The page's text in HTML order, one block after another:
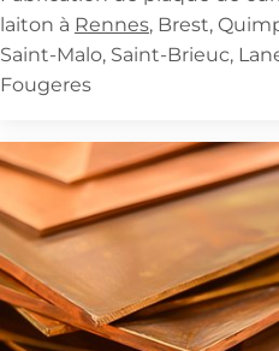
laiton à Rennes, Brest,
Saint-Malo, Saint-Brieuc,
Fougeres